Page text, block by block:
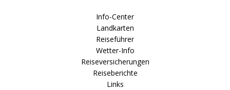
Info-Center
Landkarten
Reiseführer
Wetter-Info
Reiseversicherungen
Reiseberichte
Links